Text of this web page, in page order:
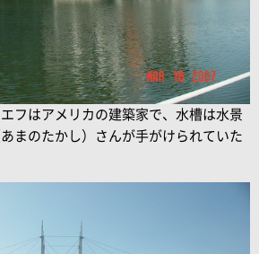
フはアメリカの建築家で、水槽は水景
まのたかし）さんが手がけられていた